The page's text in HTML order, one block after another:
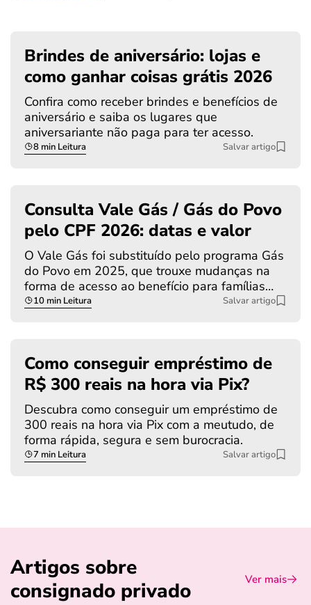
Brindes de aniversário: lojas e
como ganhar coisas grátis 2026
Confira como receber brindes e benefícios de
aniversário e saiba os lugares que
aniversariante não paga para ter acesso.
8 min Leitura Salvar artigo
Consulta Vale Gás / Gás do Povo
pelo CPF 2026: datas e valor
O Vale Gás foi substituído pelo programa Gás
do Povo em 2025, que trouxe mudanças na
forma de acesso ao benefício para famílias…
10 min Leitura Salvar artigo
Como conseguir empréstimo de
R$ 300 reais na hora via Pix?
Descubra como conseguir um empréstimo de
300 reais na hora via Pix com a meutudo, de
forma rápida, segura e sem burocracia.
7 min Leitura Salvar artigo
Artigos sobre
consignado privado
Ver mais